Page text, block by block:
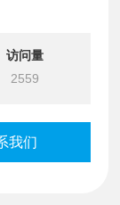
访问量
2559
我们